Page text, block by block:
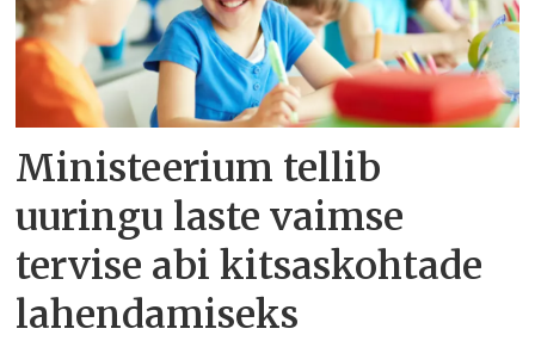
Ministeerium tellib
uuringu laste vaimse
tervise abi kitsaskohtade
lahendamiseks